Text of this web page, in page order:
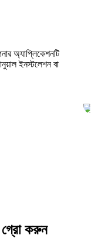
অ্যাপ্লিকেশনটি
ইনস্টলেশন বা
গ্রো করুন